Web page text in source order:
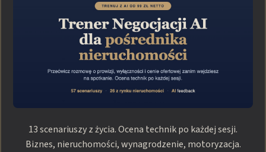
13 scenariuszy z życia. Ocena technik po każdej sesji.
Biznes, nieruchomości, wynagrodzenie, motoryzacja.